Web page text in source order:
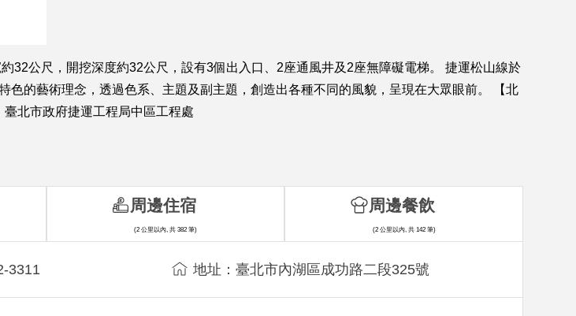
32公尺，開挖深度約32公尺，設有3個出入口、2座通風井及2座無障礙電梯。 捷運松山線於
的藝術理念，透過色系、主題及副主題，創造出各種不同的風貌，呈現在大眾眼前。 【北
北市政府捷運工程局中區工程處
3311 地址：臺北市內湖區成功路二段325號
周邊住宿
(2 公里以內, 共 382 筆)
周邊餐飲
(2 公里以內, 共 142 筆)